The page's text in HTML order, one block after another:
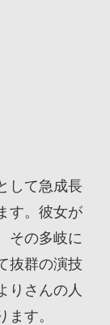
して急成長
す。彼女が
その多岐に
抜群の演技
りさんの人
す。